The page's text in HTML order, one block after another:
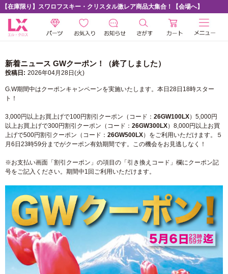
【在庫限り】スワロフスキー・クリスタル激レア商品大集合！【会場へ】
新着ニュース GWクーポン！（終了しました）
投稿日: 2026年04月28日(火)
G.W期間中はクーポンキャンペーンを実施いたします。本日28日18時スター
ト！
3,000円以上お買上げで100円割引クーポン（コード： 26GW100LX）5,000円
以上お買上げで300円割引クーポン（コード： 26GW300LX）8,000円以上お買
上げで500円割引クーポン（コード： 26GW500LX）をご利用いただけます。５
月6日23時59分までがクーポン有効期間です。この機会をお見逃しなく！
※お支払い画面「割引クーポン」の項目の「引き換えコード」欄にクーポン記
号をご記入ください。期間中1回ご利用いただけます。